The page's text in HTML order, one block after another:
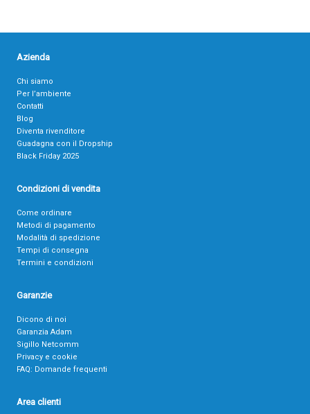
Azienda
Chi siamo
Per l’ambiente
Contatti
Blog
Diventa rivenditore
Guadagna con il Dropship
Black Friday 2025
Condizioni di vendita
Come ordinare
Metodi di pagamento
Modalità di spedizione
Tempi di consegna
Termini e condizioni
Garanzie
Dicono di noi
Garanzia Adam
Sigillo Netcomm
Privacy e cookie
FAQ: Domande frequenti
Area clienti